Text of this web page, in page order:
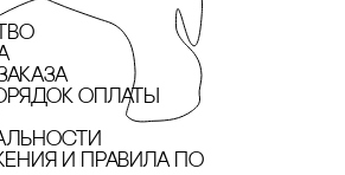
оплаты
и правила по